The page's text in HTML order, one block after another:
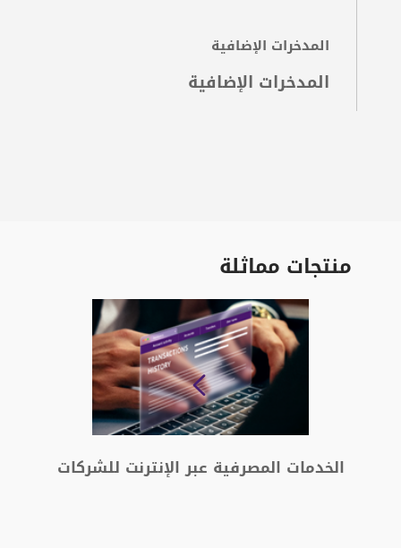
المدخرات الإضافية
المدخرات الإضافية
منتجات مماثلة
الخدمات المصرفية عبر الإنترنت للشركات